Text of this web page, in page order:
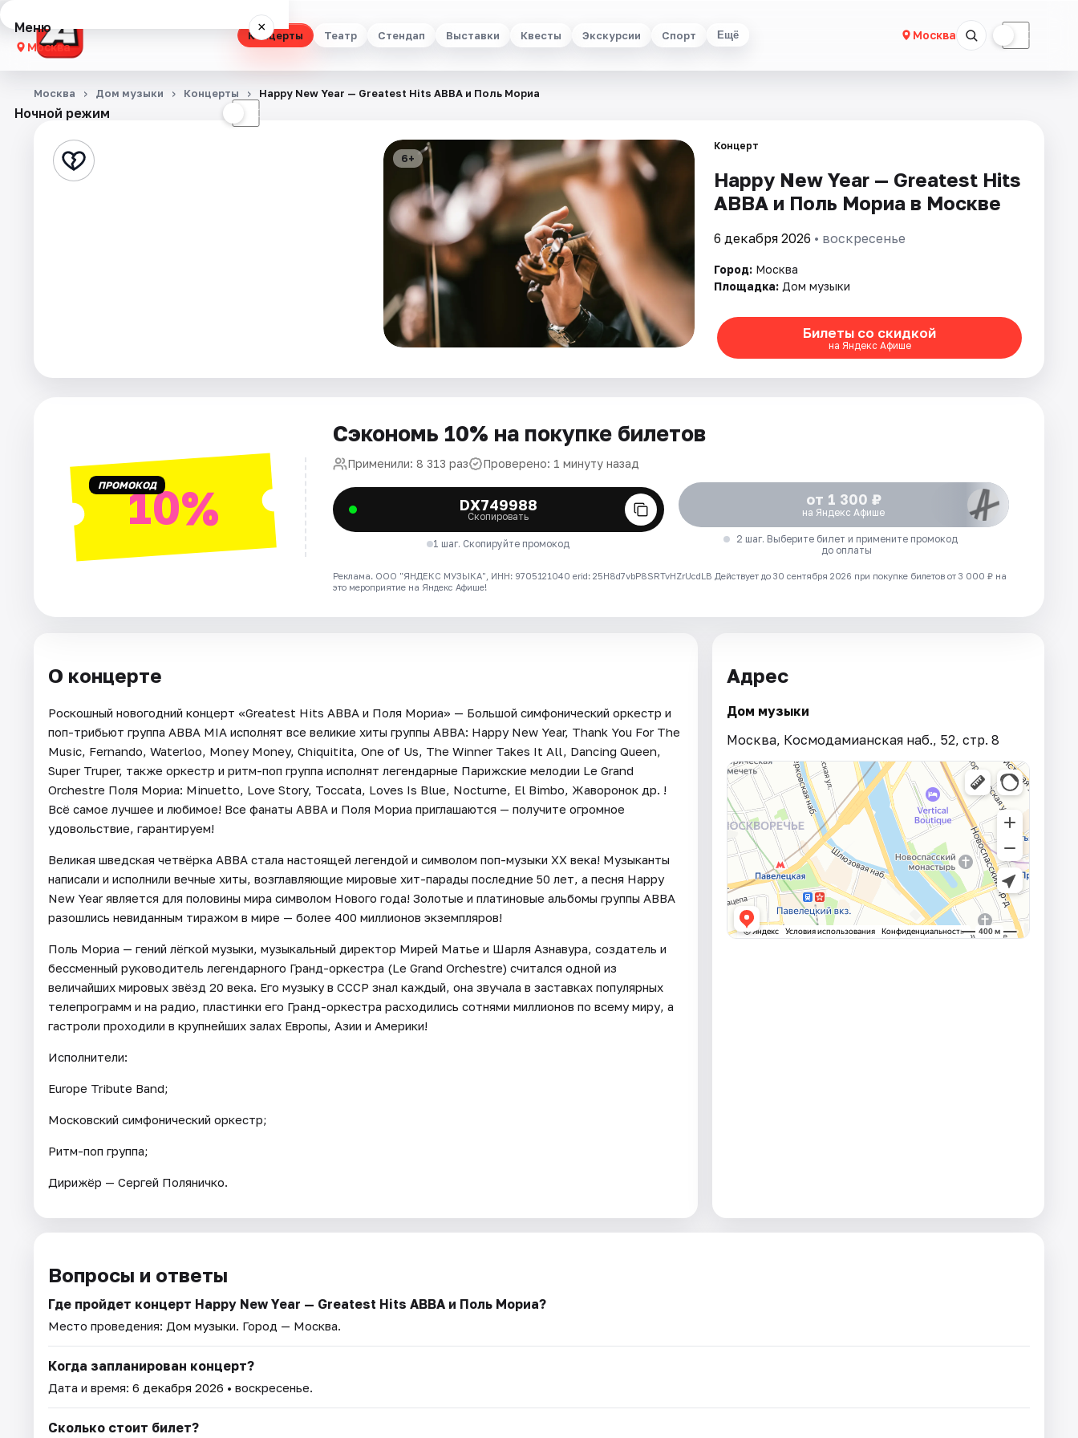
Концерты Театр Стендап Выставки Квесты Экскурсии Спорт Ещё Москва ☾
Меню ×
Москва
Концерты
Стендап
Артисты
Ночной режим ☾
Москва Дом музыки Концерты Happy New Year — Greatest Hits ABBA и Поль Мориа
6+
Концерт
Happy New Year — Greatest Hits
ABBA и Поль Мориа в Москве
6 декабря 2026 • воскресенье
Город: Москва
Площадка: Дом музыки
Билеты со скидкой
на Яндекс Афише
ПРОМОКОД10%
Сэкономь 10% на покупке билетов
Применили: 8 313 раз Проверено: 1 минуту назад
DX749988
Скопировать
1 шаг. Скопируйте промокод
от 1 300 ₽
на Яндекс Афише
2 шаг. Выберите билет и примените промокод
до оплаты
Реклама. ООО "ЯНДЕКС МУЗЫКА", ИНН: 9705121040 erid: 25H8d7vbP8SRTvHZrUcdLB Действует до 30 сентября 2026 при покупке билетов от 3 000 ₽ на
это мероприятие на Яндекс Афише!
О концерте
Роскошный новогодний концерт «Greatest Hits ABBA и Поля Мориа» — Большой симфонический оркестр и
поп-трибьют группа ABBA MIA исполнят все великие хиты группы АBBА: Happy New Year, Thank You For The
Music, Fernando, Waterloo, Money Money, Chiquitita, One of Us, The Winner Takes It All, Dancing Queen,
Super Truper, также оркестр и ритм-поп группа исполнят легендарные Парижские мелодии Le Grand
Orchestre Поля Мориа: Minuetto, Love Story, Toccata, Loves Is Blue, Nocturne, El Bimbo, Жаворонок др. !
Всё самое лучшее и любимое! Все фанаты АВВА и Поля Мориа приглашаются — получите огромное
удовольствие, гарантируем!
Великая шведская четвёрка АBBА стала настоящей легендой и символом поп-музыки ХХ века! Музыканты
написали и исполнили вечные хиты, возглавляющие мировые хит-парады последние 50 лет, а песня Happy
New Year является для половины мира символом Нового года! Золотые и платиновые альбомы группы АBBА
разошлись невиданным тиражом в мире — более 400 миллионов экземпляров!
Поль Мориа — гений лёгкой музыки, музыкальный директор Мирей Матье и Шарля Азнавура, создатель и
бессменный руководитель легендарного Гранд-оркестра (Le Grand Orchestre) считался одной из
величайших мировых звёзд 20 века. Его музыку в СССР знал каждый, она звучала в заставках популярных
телепрограмм и на радио, пластинки его Гранд-оркестра расходились сотнями миллионов по всему миру, а
гастроли проходили в крупнейших залах Европы, Азии и Америки!
Исполнители:
Europe Tribute Band;
Московский симфонический оркестр;
Ритм-поп группа;
Дирижёр — Сергей Поляничко.
Адрес
Дом музыки
Москва, Космодамианская наб., 52, стр. 8
Вопросы и ответы
Где пройдет концерт Happy New Year — Greatest Hits ABBA и Поль Мориа?
Место проведения: Дом музыки. Город — Москва.
Когда запланирован концерт?
Дата и время: 6 декабря 2026 • воскресенье.
Сколько стоит билет?